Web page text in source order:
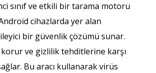
sınıf ve etkili bir tarama motoru
cihazlarda yer alan
bir güvenlik çözümü sunar.
ve gizlilik tehditlerine karşı
Bu aracı kullanarak virüs